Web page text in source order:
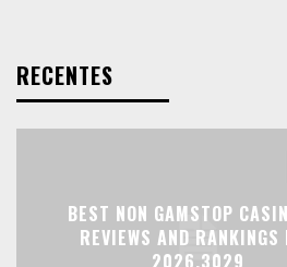
RECENTES
BEST NON GAMSTOP
REVIEWS AND RANKINGS